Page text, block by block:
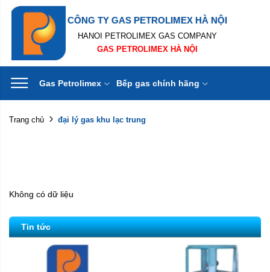
CÔNG TY GAS PETROLIMEX HÀ NỘI
HANOI PETROLIMEX GAS COMPANY
GAS PETROLIMEX HÀ NỘI
Gas Petrolimex Bếp gas chính hãng
Trang chủ đại lý gas khu lạc trung
Không có dữ liệu
Tin tức